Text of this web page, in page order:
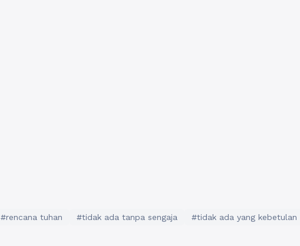
#rencana tuhan #tidak ada tanpa sengaja #tidak ada yang kebetulan